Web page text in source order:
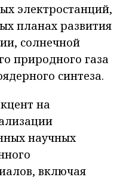
электростанций,
планах развития
солнечной
природного газа
синтеза.
на
научных
включая